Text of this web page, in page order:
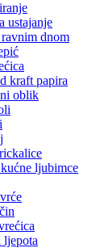
ustajanje
dnom
kraft papira
oblik
ljubimce
ljepota